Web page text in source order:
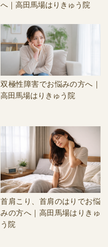
へ｜高田馬場はりきゅう院
双極性障害でお悩みの方へ｜
高田馬場はりきゅう院
首肩こり、首肩のはりでお悩
みの方へ｜高田馬場はりきゅ
う院